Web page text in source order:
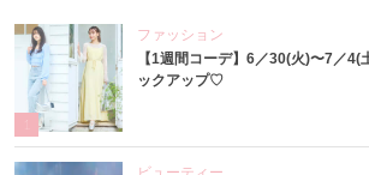
ファッション
【1週間コーデ】6／30(火)〜7／
ックアップ♡